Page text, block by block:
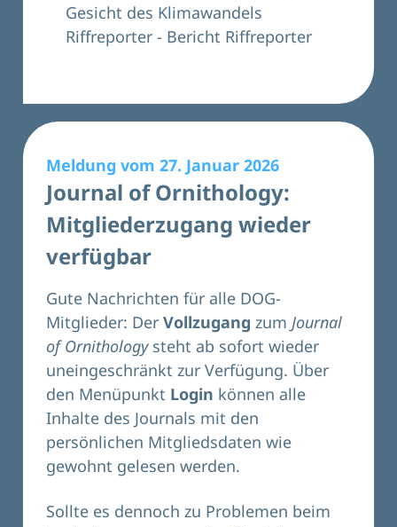
Gesicht des Klimawandels
Riffreporter - Bericht Riffreporter
Meldung vom 27. Januar 2026
Journal of Ornithology:
Mitgliederzugang wieder
verfügbar
Gute Nachrichten für alle DOG-
Mitglieder: Der Vollzugang zum Journal
of Ornithologysteht ab sofort wieder
uneingeschränkt zur Verfügung. Über
den Menüpunkt Login können alle
Inhalte des Journals mit den
persönlichen Mitgliedsdaten wie
gewohnt gelesen werden.
Sollte es dennoch zu Problemen beim